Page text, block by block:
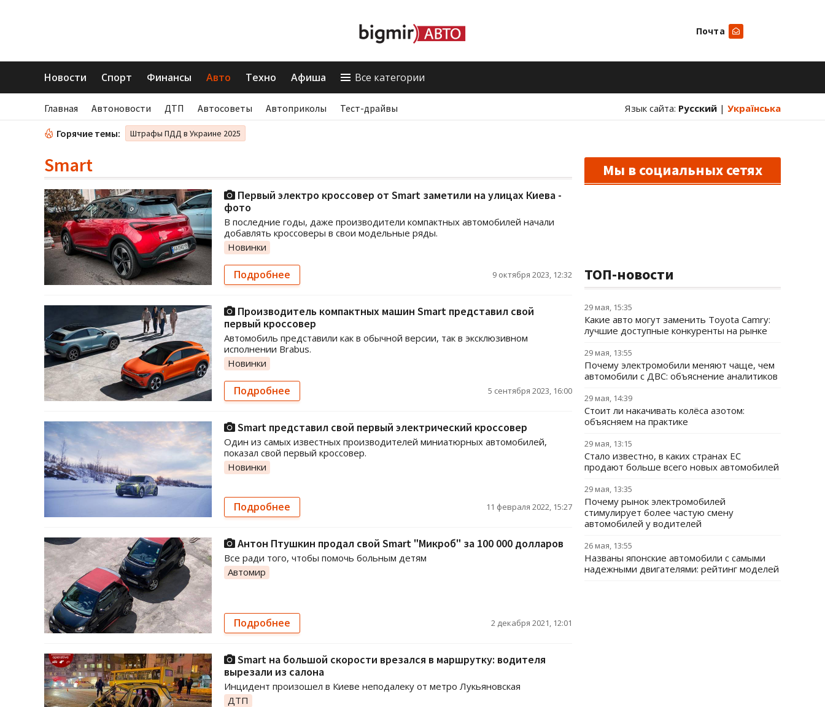
Почта
Новости Спорт Финансы Авто Техно Афиша Все категории
Главная Автоновости ДТП Автосоветы Автоприколы Тест-драйвы Язык сайта: Русский | Українська
Горячие темы: Штрафы ПДД в Украине 2025
Smart
Первый электро кроссовер от Smart заметили на улицах Киева -
фото
В последние годы, даже производители компактных автомобилей начали
добавлять кроссоверы в свои модельные ряды.
Новинки
Подробнее 9 октября 2023, 12:32
Производитель компактных машин Smart представил свой
первый кроссовер
Автомобиль представили как в обычной версии, так в эксклюзивном
исполнении Brabus.
Новинки
Подробнее 5 сентября 2023, 16:00
Smart представил свой первый электрический кроссовер
Один из самых известных производителей миниатюрных автомобилей,
показал свой первый кроссовер.
Новинки
Подробнее 11 февраля 2022, 15:27
Антон Птушкин продал свой Smart "Микроб" за 100 000 долларов
Все ради того, чтобы помочь больным детям
Автомир
Подробнее 2 декабря 2021, 12:01
Smart на большой скорости врезался в маршрутку: водителя
вырезали из салона
Инцидент произошел в Киеве неподалеку от метро Лукьяновская
ДТП
Мы в социальных сетях
ТОП-новости
29 мая, 15:35
Какие авто могут заменить Toyota Camry:
лучшие доступные конкуренты на рынке
29 мая, 13:55
Почему электромобили меняют чаще, чем
автомобили с ДВС: объяснение аналитиков
29 мая, 14:39
Стоит ли накачивать колёса азотом:
объясняем на практике
29 мая, 13:15
Стало известно, в каких странах ЕС
продают больше всего новых автомобилей
29 мая, 13:35
Почему рынок электромобилей
стимулирует более частую смену
автомобилей у водителей
26 мая, 13:55
Названы японские автомобили с самыми
надежными двигателями: рейтинг моделей